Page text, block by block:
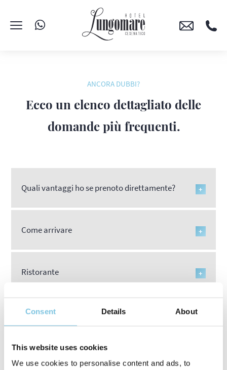
Consent Details About
This website uses cookies
We use cookies to personalise content and ads, to
ANCORA DUBBI?
Ecco un elenco dettagliato delle
domande più frequenti.
+
Quali vantaggi ho se prenoto direttamente?
+
Come arrivare
+
Ristorante
Centro benessere